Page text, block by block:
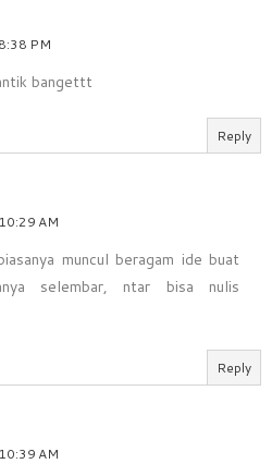
PM
bangettt
Reply
AM
muncul beragam ide buat
selembar, ntar bisa nulis
Reply
AM